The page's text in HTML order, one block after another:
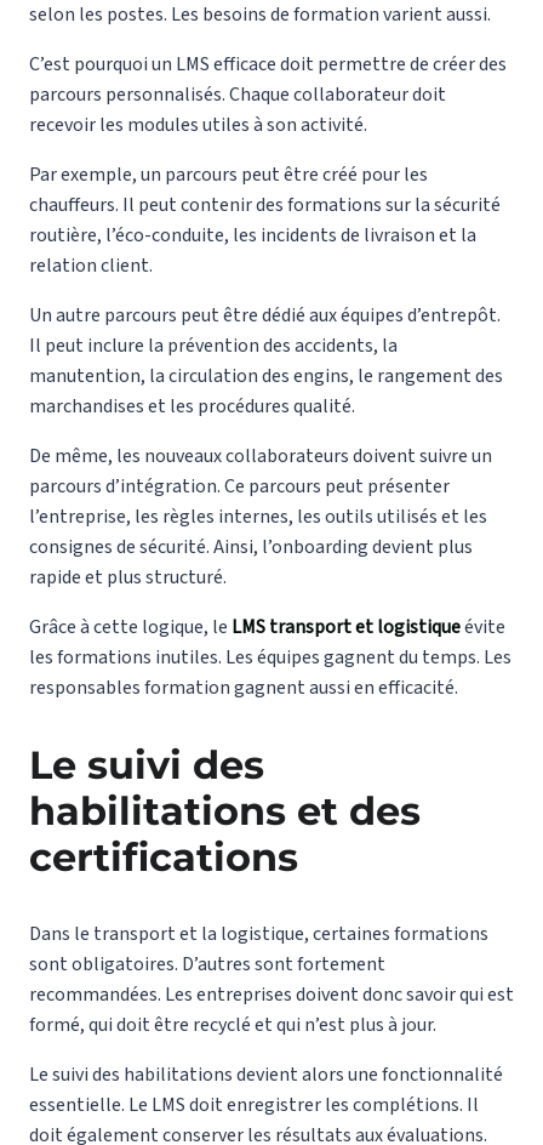
selon les postes. Les besoins de formation varient aussi.
C’est pourquoi un LMS efficace doit permettre de créer des
parcours personnalisés. Chaque collaborateur doit
recevoir les modules utiles à son activité.
Par exemple, un parcours peut être créé pour les
chauffeurs. Il peut contenir des formations sur la sécurité
routière, l’éco-conduite, les incidents de livraison et la
relation client.
Un autre parcours peut être dédié aux équipes d’entrepôt.
Il peut inclure la prévention des accidents, la
manutention, la circulation des engins, le rangement des
marchandises et les procédures qualité.
De même, les nouveaux collaborateurs doivent suivre un
parcours d’intégration. Ce parcours peut présenter
l’entreprise, les règles internes, les outils utilisés et les
consignes de sécurité. Ainsi, l’onboarding devient plus
rapide et plus structuré.
Grâce à cette logique, le LMS transport et logistiqueévite
les formations inutiles. Les équipes gagnent du temps. Les
responsables formation gagnent aussi en efficacité.
Le suivi des
habilitations et des
certifications
Dans le transport et la logistique, certaines formations
sont obligatoires. D’autres sont fortement
recommandées. Les entreprises doivent donc savoir qui est
formé, qui doit être recyclé et qui n’est plus à jour.
Le suivi des habilitations devient alors une fonctionnalité
essentielle. Le LMS doit enregistrer les complétions. Il
doit également conserver les résultats aux évaluations.